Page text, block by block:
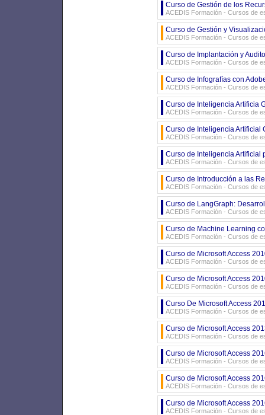
Curso de Gestión de los
ACEDIS Formación - Cursos de
Curso de Gestión y
ACEDIS Formación - Cursos de
Curso de Implantación y
ACEDIS Formación - Cursos de
Curso de Infografías con
ACEDIS Formación - Cursos de
Curso de Inteligencia Artificia
ACEDIS Formación - Cursos de
Curso de Inteligencia Artificial
ACEDIS Formación - Cursos de
Curso de Inteligencia Artificial
ACEDIS Formación - Cursos de
Curso de Introducción a las
ACEDIS Formación - Cursos de
Curso de LangGraph:
ACEDIS Formación - Cursos de
Curso de Machine Learning
ACEDIS Formación - Cursos de
Curso de Microsoft Access
ACEDIS Formación - Cursos de
Curso de Microsoft Access
ACEDIS Formación - Cursos de
Curso De Microsoft Access
ACEDIS Formación - Cursos de
Curso de Microsoft Access
ACEDIS Formación - Cursos de
Curso de Microsoft Access
ACEDIS Formación - Cursos de
Curso de Microsoft Access
ACEDIS Formación - Cursos de
Curso de Microsoft Access
ACEDIS Formación - Cursos de